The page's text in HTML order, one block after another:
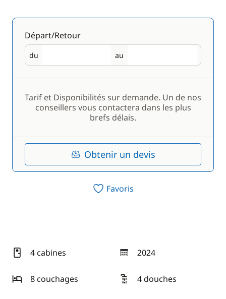
Départ/Retour
du
Départ au
Retour
Tarif et Disponibilités sur demande. Un de nos
conseillers vous contactera dans les plus
brefs délais.
Obtenir un devis
Favoris
4 cabines 2024
année
8 couchages
4 douches